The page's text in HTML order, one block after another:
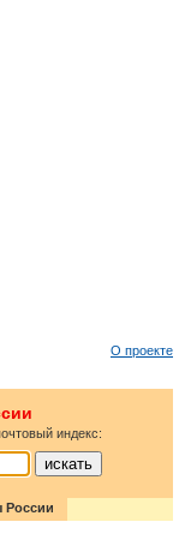
О проекте
индекс:
России